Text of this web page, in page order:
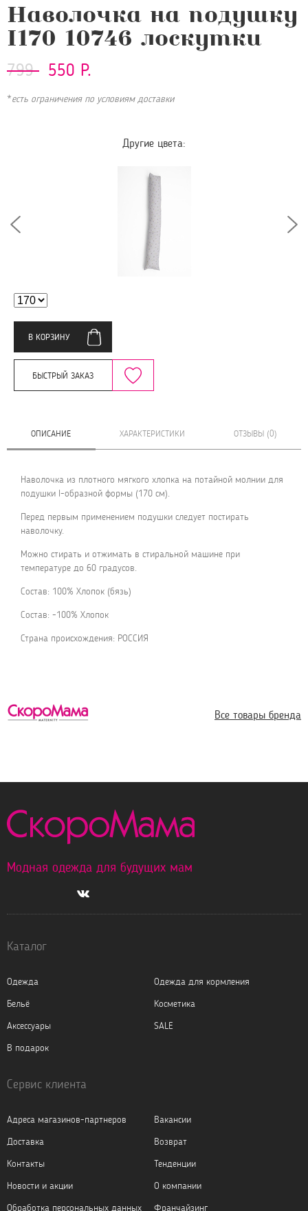
Наволочка на подушку
I170 10746 лоскутки
799 550 Р.
*есть ограничения по условиям доставки
Другие цвета:
В КОРЗИНУ
БЫСТРЫЙ ЗАКАЗ
ОПИСАНИЕ ХАРАКТЕРИСТИКИ ОТЗЫВЫ (0)
Наволочка из плотного мягкого хлопка на потайной молнии для
подушки I-образной формы (170 см).
Перед первым применением подушки следует постирать
наволочку.
Можно стирать и отжимать в стиральной машине при
температуре до 60 градусов.
Состав: 100% Хлопок (бязь)
Состав: -100% Хлопок
Страна происхождения: РОССИЯ
Все товары бренда
Модная одежда для будущих мам
Каталог
Одежда
Одежда для кормления
Бельё
Косметика
Аксессуары
SALE
В подарок
Сервис клиента
Адреса магазинов-партнеров
Вакансии
Доставка
Возврат
Контакты
Тенденции
Новости и акции
О компании
Обработка персональных данных
Франчайзинг